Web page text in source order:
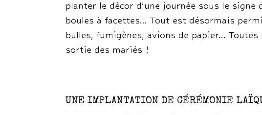
planter le décor d’une journée sous le
boules à facettes… Tout est désormais
bulles, fumigènes, avions de papier…
sortie des mariés !
UNE IMPLANTATION DE CÉRÉMONIE